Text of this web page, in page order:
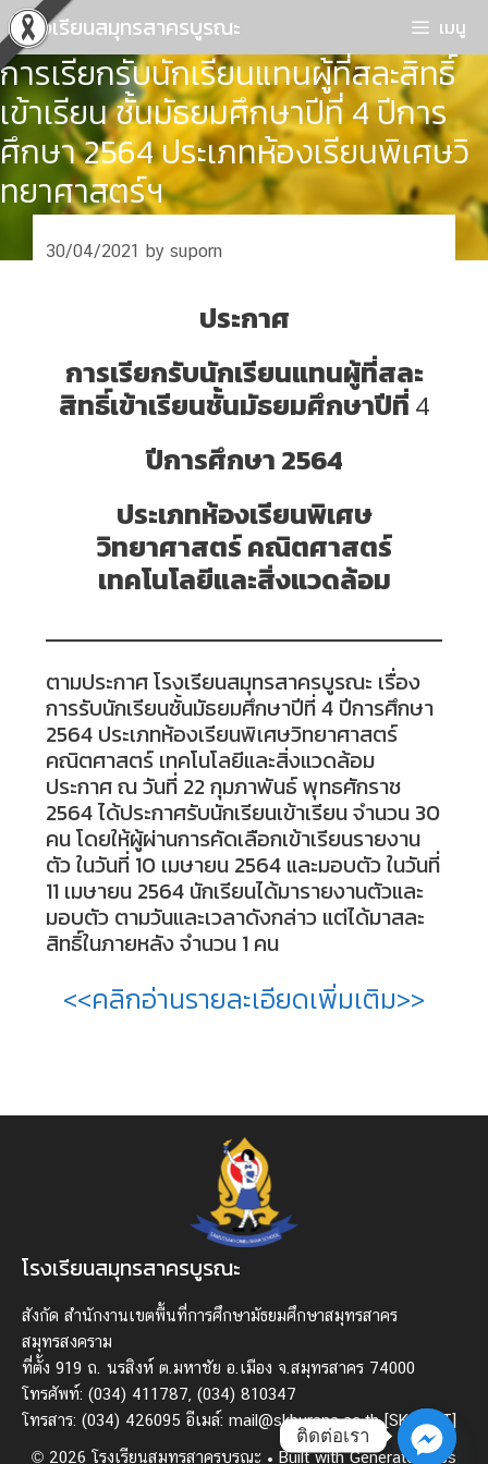
Skip
to
content
โรงเรียนสมุทรสาครบูรณะ เมนู
การเรียกรับนักเรียนแทนผู้ที่สละสิทธิ์
เข้าเรียน ชั้นมัธยมศึกษาปีที่ 4 ปีการ
ศึกษา 2564 ประเภทห้องเรียนพิเศษวิ
ทยาศาสตร์ฯ
30/04/2021 by suporn
ประกาศ
การเรียกรับนักเรียนแทนผู้ที่สละ
สิทธิ์เข้าเรียนชั้นมัธยมศึกษาปีที่4
ปีการศึกษา 2564
ประเภทห้องเรียนพิเศษ
วิทยาศาสตร์ คณิตศาสตร์
เทคโนโลยีและสิ่งแวดล้อม
ตามประกาศ โรงเรียนสมุทรสาครบูรณะ เรื่อง
การรับนักเรียนชั้นมัธยมศึกษาปีที่ 4 ปีการศึกษา
2564 ประเภทห้องเรียนพิเศษวิทยาศาสตร์
คณิตศาสตร์ เทคโนโลยีและสิ่งแวดล้อม
ประกาศ ณ วันที่ 22 กุมภาพันธ์ พุทธศักราช
2564 ได้ประกาศรับนักเรียนเข้าเรียน จำนวน 30
คน โดยให้ผู้ผ่านการคัดเลือกเข้าเรียนรายงาน
ตัว ในวันที่ 10 เมษายน 2564 และมอบตัว ในวันที่
11 เมษายน 2564 นักเรียนได้มารายงานตัวและ
มอบตัว ตามวันและเวลาดังกล่าว แต่ได้มาสละ
สิทธิ์ในภายหลัง จำนวน 1 คน
<<คลิกอ่านรายละเอียดเพิ่มเติม>>
โรงเรียนสมุทรสาครบูรณะ
สังกัด สํานักงานเขตพื้นที่การศึกษามัธยมศึกษาสมุทรสาคร
สมุทรสงคราม
ที่ตั้ง 919 ถ. นรสิงห์ ต.มหาชัย อ.เมือง จ.สมุทรสาคร 74000
โทรศัพท์: (034) 411787, (034) 810347
โทรสาร: (034) 426095 อีเมล์: mail@skburana.ac.th[SKN ICT]
© 2026 โรงเรียนสมุทรสาครบูรณะ • Built withGeneratePress
ติดต่อเรา